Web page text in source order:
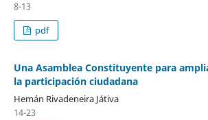
8-13
pdf
Una Asamblea Constituyente para
la participación ciudadana
Hemán Rivadeneira Játiva
14-23